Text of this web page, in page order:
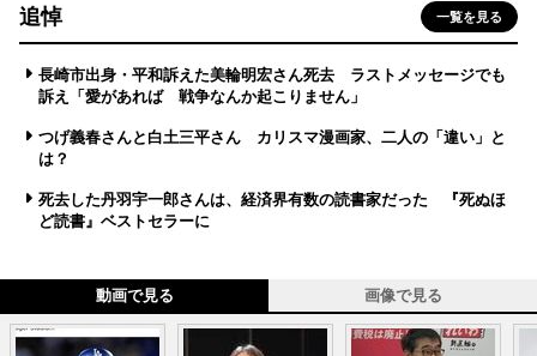
追悼 一覧を見る
長崎市出身・平和訴えた美輪明宏さん死去 ラストメッセージでも
訴え「愛があれば 戦争なんか起こりません」
つげ義春さんと白土三平さん カリスマ漫画家、二人の「違い」と
は？
死去した丹羽宇一郎さんは、経済界有数の読書家だった 『死ぬほ
ど読書』ベストセラーに
動画で見る 画像で見る